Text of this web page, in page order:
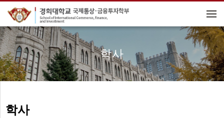
메뉴 건너뛰기
학사
학사